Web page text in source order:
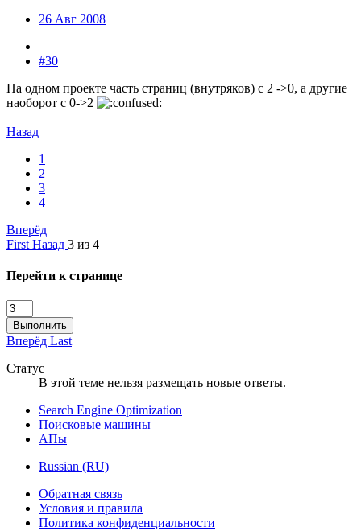
26 Авг 2008
#30
На одном проекте часть страниц (внутряков) с 2 ->0, а другие
наоборот c 0->2
Назад
1
2
3
4
Вперёд
First Назад 3 из 4
Перейти к странице
Выполнить
Вперёд Last
Статус
В этой теме нельзя размещать новые ответы.
Search Engine Optimization
Поисковые машины
АПы
Russian (RU)
Обратная связь
Условия и правила
Политика конфиденциальности